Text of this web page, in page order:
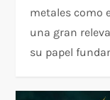
metales como
una gran
su papel